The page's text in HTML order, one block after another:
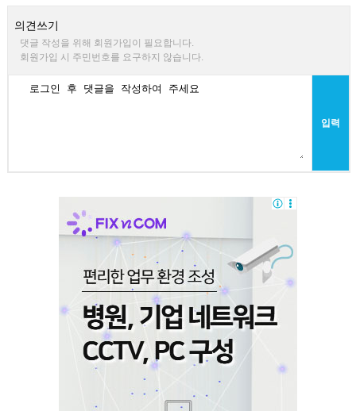
의견쓰기
댓글 작성을 위해 회원가입이 필요합니다.
회원가입 시 주민번호를 요구하지 않습니다.
입력